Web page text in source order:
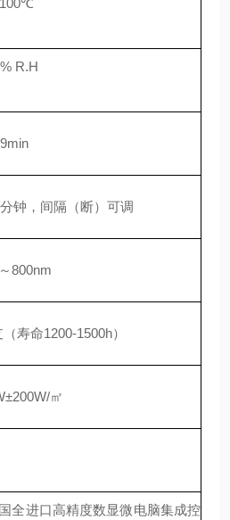
R.H
钟，间隔（断）可调
800nm
寿命1200-1500h）
㎡
全进口高精度数显微电脑集成控